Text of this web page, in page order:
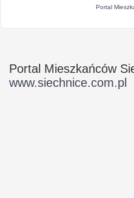
Portal
Portal Mieszkańców
www.siechnice.com.pl